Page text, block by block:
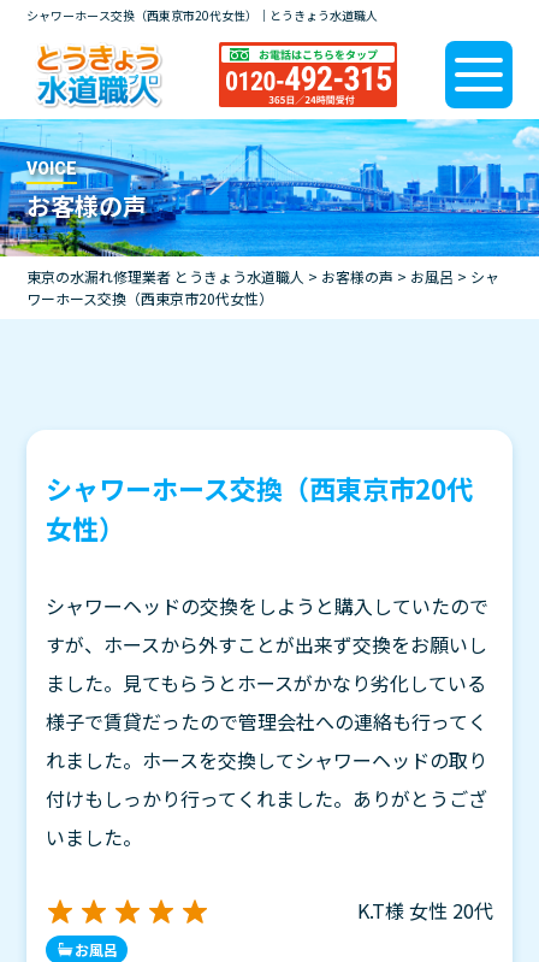
シャワーホース交換（西東京市20代女性）｜とうきょう水道職人
VOICE
お客様の声
東京の水漏れ修理業者 とうきょう水道職人 > お客様の声 > お風呂 > シャ
ワーホース交換（西東京市20代女性）
シャワーホース交換（西東京市20代
女性）
シャワーヘッドの交換をしようと購入していたので
すが、ホースから外すことが出来ず交換をお願いし
ました。見てもらうとホースがかなり劣化している
様子で賃貸だったので管理会社への連絡も行ってく
れました。ホースを交換してシャワーヘッドの取り
付けもしっかり行ってくれました。ありがとうござ
いました。
K.T様女性 20代
お風呂